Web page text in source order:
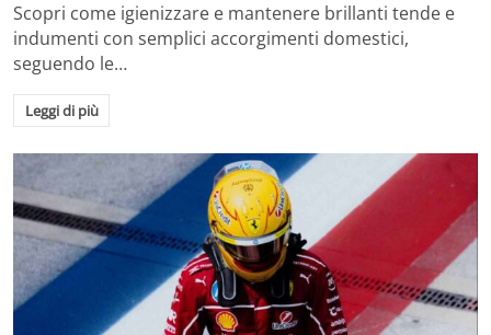
Scopri come igienizzare e mantenere brillanti tende e
indumenti con semplici accorgimenti domestici,
seguendo le…
Leggi di più